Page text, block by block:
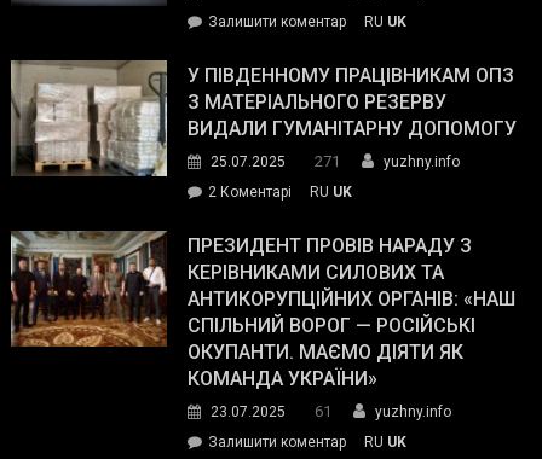
Залишити коментарon
завойовує
симпатії
виборців
The
Street
Journal.
RU UK
У ПІВДЕННОМУ ПРАЦІВНИКАМ ОПЗ
З МАТЕРІАЛЬНОГО РЕЗЕРВУ
ВИДАЛИ ГУМАНІТАРНУ ДОПОМОГУ
25.07.2025 271
yuzhny.info
2 Коментарі
Південному
працівникам
ОПЗ
з
матеріального
резерву
гуманітарну
допомогу
RU UK
ПРЕЗИДЕНТ ПРОВІВ НАРАДУ З
КЕРІВНИКАМИ СИЛОВИХ ТА
АНТИКОРУПЦІЙНИХ ОРГАНІВ: «НАШ
СПІЛЬНИЙ ВОРОГ — РОСІЙСЬКІ
ОКУПАНТИ. МАЄМО ДІЯТИ ЯК
КОМАНДА УКРАЇНИ»
23.07.2025 61
yuzhny.info
Залишити коментарon
RU UK